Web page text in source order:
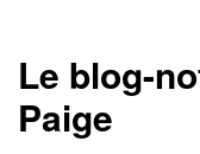
Le blog-
Paige